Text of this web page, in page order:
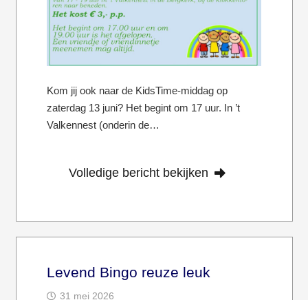
Kom jij ook naar de KidsTime-middag op
zaterdag 13 juni? Het begint om 17 uur. In ’t
Valkennest (onderin de…
Volledige bericht bekijken
Levend Bingo reuze leuk
31 mei 2026